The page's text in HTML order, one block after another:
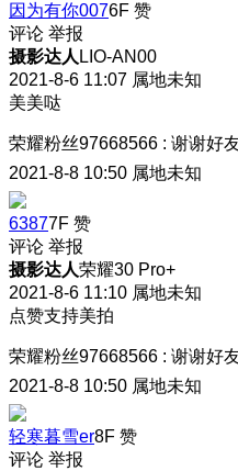
因为有你0076F 赞
评论 举报
摄影达人 LIO-AN00
2021-8-6 11:07 属地未知
美美哒
荣耀粉丝97668566 : 谢谢好
2021-8-8 10:50 属地未知
63877F 赞
评论 举报
摄影达人荣耀30 Pro+
2021-8-6 11:10 属地未知
点赞支持美拍
荣耀粉丝97668566 : 谢谢好
2021-8-8 10:50 属地未知
轻寒暮雪er8F 赞
评论 举报